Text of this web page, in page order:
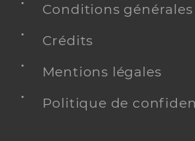
Conditions
Crédits
Mentions légales
Politique de